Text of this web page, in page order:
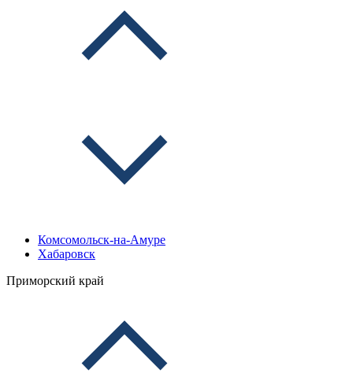
Комсомольск-на-Амуре
Хабаровск
Приморский край